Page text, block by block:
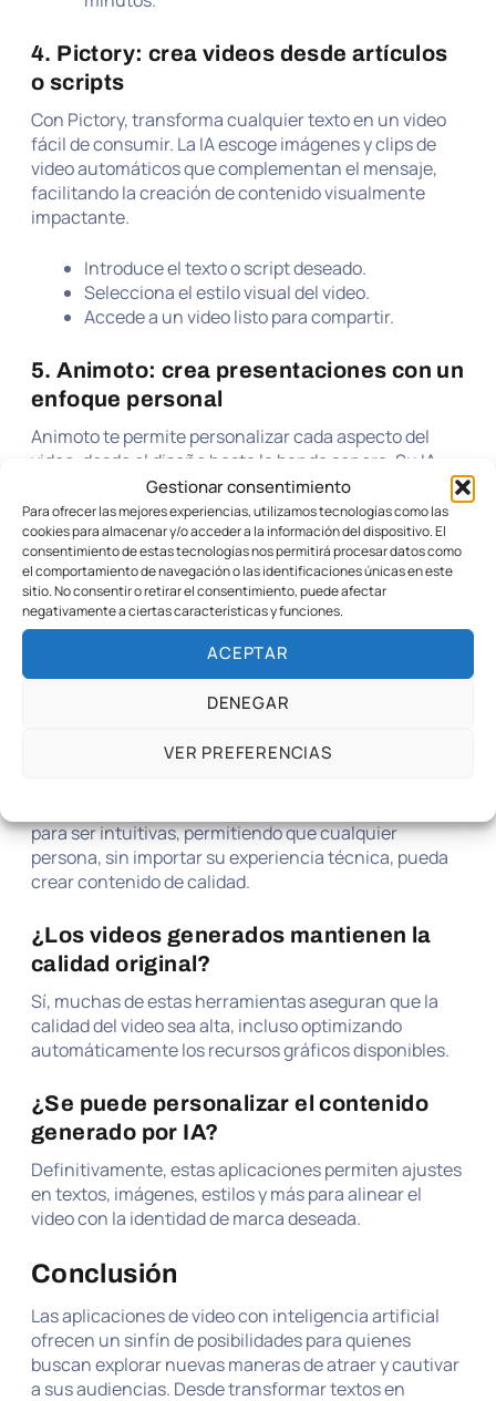
Gestionar consentimiento
Para ofrecer las mejores experiencias, utilizamos tecnologías como las
cookies para almacenar y/o acceder a la información del dispositivo. El
consentimiento de estas tecnologías nos permitirá procesar datos como
el comportamiento de navegación o las identificaciones únicas en este
sitio. No consentir o retirar el consentimiento, puede afectar
negativamente a ciertas características y funciones.
ACEPTAR
DENEGAR
VER PREFERENCIAS
4. Pictory: crea videos desde artículos
o scripts
Con Pictory, transforma cualquier texto en un video
fácil de consumir. La IA escoge imágenes y clips de
video automáticos que complementan el mensaje,
facilitando la creación de contenido visualmente
impactante.
Introduce el texto o script deseado.
Selecciona el estilo visual del video.
Accede a un video listo para compartir.
5. Animoto: crea presentaciones con un
enfoque personal
Animoto te permite personalizar cada aspecto del
video, desde el diseño hasta la banda sonora. Su IA
sugiere montajes que se adaptan perfectamente a la
planificación que defines.
Arrastra y suelta tus clips y fotos.
Selecciona plantillas de estilo.
Personaliza con texto y música de fondo.
Preguntas frecuentes sobre
aplicaciones de video con IA
¿Es complicado usar aplicaciones de
para ser intuitivas, permitiendo que cualquier
persona, sin importar su experiencia técnica, pueda
crear contenido de calidad.
¿Los videos generados mantienen la
calidad original?
Sí, muchas de estas herramientas aseguran que la
calidad del video sea alta, incluso optimizando
automáticamente los recursos gráficos disponibles.
¿Se puede personalizar el contenido
generado por IA?
Definitivamente, estas aplicaciones permiten ajustes
en textos, imágenes, estilos y más para alinear el
video con la identidad de marca deseada.
Conclusión
Las aplicaciones de video con inteligencia artificial
ofrecen un sinfín de posibilidades para quienes
buscan explorar nuevas maneras de atraer y cautivar
a sus audiencias. Desde transformar textos en